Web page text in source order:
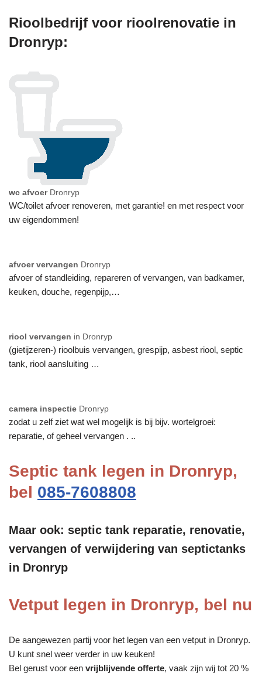
Rioolbedrijf voor rioolrenovatie in
Dronryp:
wc afvoer Dronryp
WC/toilet afvoer renoveren, met garantie! en met respect voor
uw eigendommen!
afvoer vervangen Dronryp
afvoer of standleiding, repareren of vervangen, van badkamer,
keuken, douche, regenpijp,…
riool vervangen in Dronryp
(gietijzeren-) rioolbuis vervangen, grespijp, asbest riool, septic
tank, riool aansluiting …
camera inspectie Dronryp
zodat u zelf ziet wat wel mogelijk is bij bijv. wortelgroei:
reparatie, of geheel vervangen . ..
Septic tank legen in Dronryp,
bel 085-7608808
Maar ook: septic tank reparatie, renovatie,
vervangen of verwijdering van septictanks
in Dronryp
Vetput legen in Dronryp, bel nu
De aangewezen partij voor het legen van een vetput in Dronryp.
U kunt snel weer verder in uw keuken!
Bel gerust voor een vrijblijvende offerte, vaak zijn wij tot 20 %